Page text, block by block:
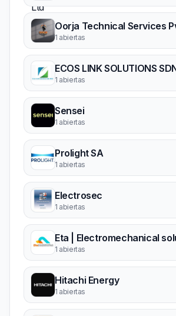
Oorja Technical Services
1 abiertas
ECOS LINK SOLUTIONS
1 abiertas
Sensei
1 abiertas
Prolight SA
1 abiertas
Electrosec
1 abiertas
Eta | Electromechanical
1 abiertas
Hitachi Energy
1 abiertas